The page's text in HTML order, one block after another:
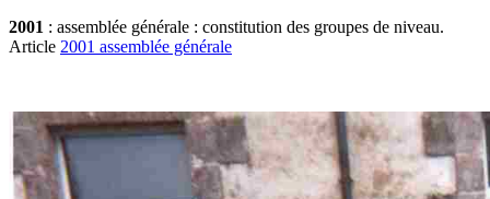
2001 : assemblée générale : constitution des groupes de niveau.
Article 2001 assemblée générale